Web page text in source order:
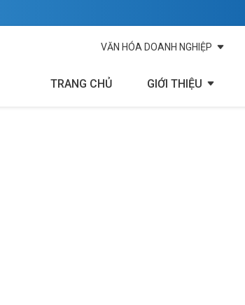
VĂN HÓA DOANH NGHIỆP
TRANG CHỦ GIỚI THIỆU